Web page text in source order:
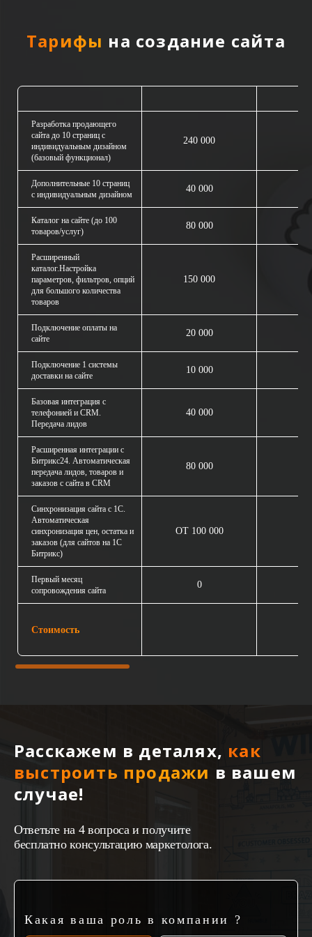
Тарифы на создание сайта
Разработка продающего
сайта до 10 страниц с
индивидуальным дизайном
(базовый функционал)
240 000
Дополнительные 10 страниц
с индивидуальным дизайном
40 000
Каталог на сайте (до 100
товаров/услуг)
80 000
Расширенный
каталог.Настройка
параметров, фильтров, опций
для большого количества
товаров
150 000
Подключение оплаты на
сайте
20 000
Подключение 1 системы
доставки на сайте
10 000
Базовая интеграция с
телефонией и CRM.
Передача лидов
40 000
Расширенная интеграции с
Битрикс24. Автоматическая
передача лидов, товаров и
заказов с сайта в CRM
80 000
Синхронизация сайта с 1С.
Автоматическая
синхронизация цен, остатка и
заказов (для сайтов на 1С
Битрикс)
ОТ 100 000
Первый месяц
сопровождения сайта
0
Стоимость
Расскажем в деталях, как
выстроить продажи в вашем
случае!
Ответьте на 4 вопроса и получите
бесплатно консультацию маркетолога.
Какая ваша роль в компании ?